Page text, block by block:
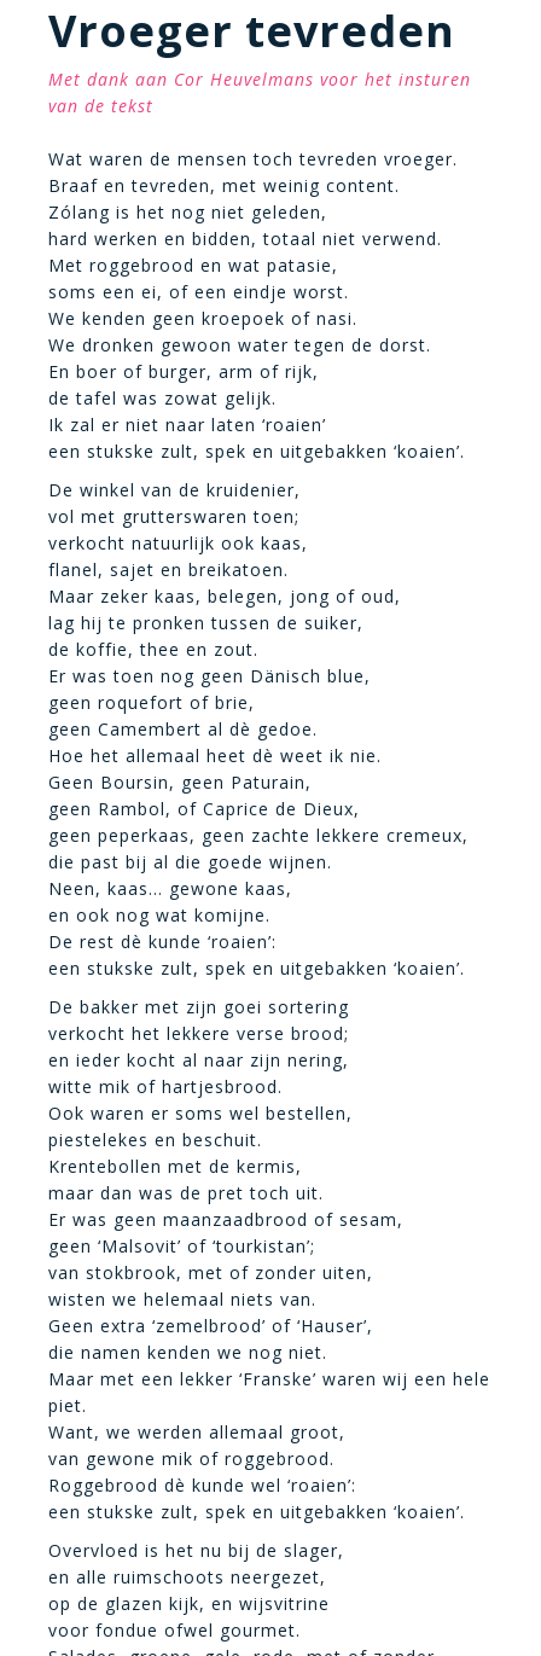
Vroeger tevreden
Met dank aan Cor Heuvelmans voor het insturen
van de tekst
Wat waren de mensen toch tevreden vroeger.
Braaf en tevreden, met weinig content.
Zólang is het nog niet geleden,
hard werken en bidden, totaal niet verwend.
Met roggebrood en wat patasie,
soms een ei, of een eindje worst.
We kenden geen kroepoek of nasi.
We dronken gewoon water tegen de dorst.
En boer of burger, arm of rijk,
de tafel was zowat gelijk.
Ik zal er niet naar laten ‘roaien’
een stukske zult, spek en uitgebakken ‘koaien’.
De winkel van de kruidenier,
vol met grutterswaren toen;
verkocht natuurlijk ook kaas,
flanel, sajet en breikatoen.
Maar zeker kaas, belegen, jong of oud,
lag hij te pronken tussen de suiker,
de koffie, thee en zout.
Er was toen nog geen Dänisch blue,
geen roquefort of brie,
geen Camembert al dè gedoe.
Hoe het allemaal heet dè weet ik nie.
Geen Boursin, geen Paturain,
geen Rambol, of Caprice de Dieux,
geen peperkaas, geen zachte lekkere cremeux,
die past bij al die goede wijnen.
Neen, kaas… gewone kaas,
en ook nog wat komijne.
De rest dè kunde ‘roaien’:
een stukske zult, spek en uitgebakken ‘koaien’.
De bakker met zijn goei sortering
verkocht het lekkere verse brood;
en ieder kocht al naar zijn nering,
witte mik of hartjesbrood.
Ook waren er soms wel bestellen,
piestelekes en beschuit.
Krentebollen met de kermis,
maar dan was de pret toch uit.
Er was geen maanzaadbrood of sesam,
geen ‘Malsovit’ of ‘tourkistan’;
van stokbrook, met of zonder uiten,
wisten we helemaal niets van.
Geen extra ‘zemelbrood’ of ‘Hauser’,
die namen kenden we nog niet.
Maar met een lekker ‘Franske’ waren wij een hele
piet.
Want, we werden allemaal groot,
van gewone mik of roggebrood.
Roggebrood dè kunde wel ‘roaien’:
een stukske zult, spek en uitgebakken ‘koaien’.
Overvloed is het nu bij de slager,
en alle ruimschoots neergezet,
op de glazen kijk, en wijsvitrine
voor fondue ofwel gourmet.